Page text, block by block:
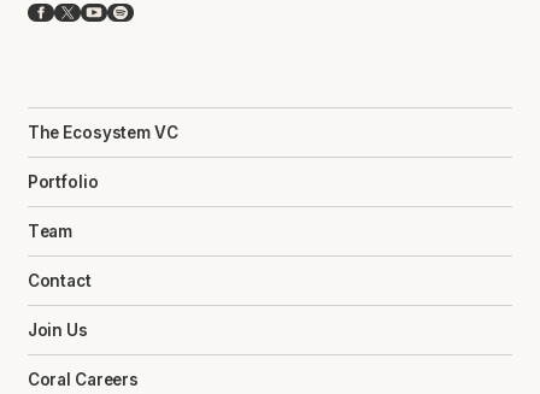
Facebook
X YouTube
Spotify
The Ecosystem VC
Portfolio
Team
Contact
Join Us
Coral Careers